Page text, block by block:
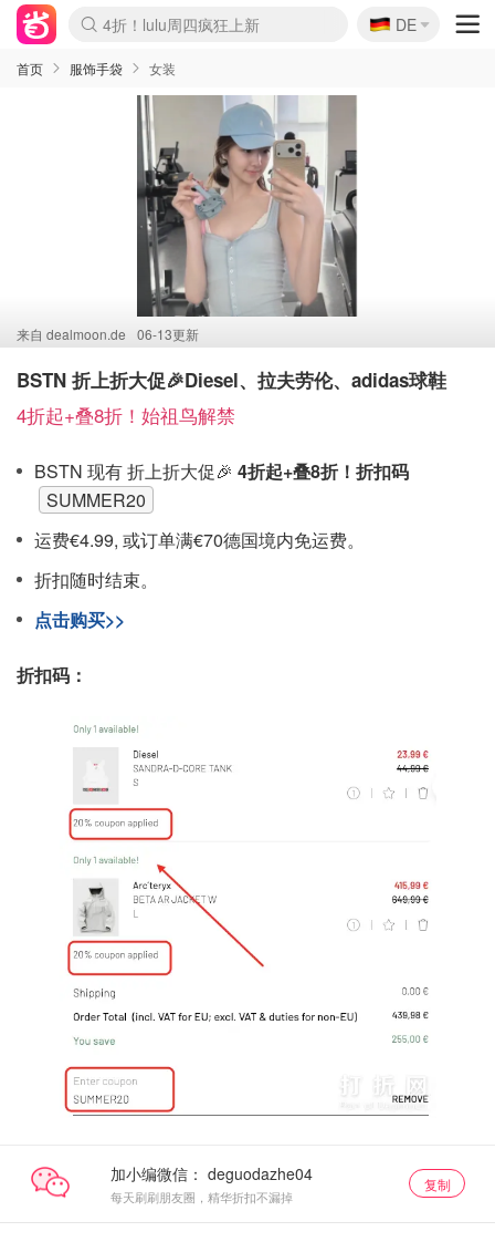
Boticinal 夏促开抢！
4折！lulu周四疯狂上新
还没结束！&OtherStories大促
Joybuy变相75折 随时失效
速领！Stanley独家85折
疑似霸哥！Camper额外叠85折
Zalando 奥莱闪促！每日更新
Moncler反季囤！5折起+叠9折
Coach Brooklyn仅€192
🇩🇪
DE
首页 服饰手袋 女装
来自 dealmoon.de 06-13更新
BSTN 折上折大促🎉Diesel、拉夫劳伦、adidas球鞋
4折起+叠8折！始祖鸟解禁
BSTN 现有 折上折大促🎉 4折起+叠8折！折扣码
SUMMER20
运费€4.99, 或订单满€70德国境内免运费。
折扣随时结束。
点击购买>>
折扣码：
加小编微信：
每天刷刷朋友圈，精华折扣不漏掉
复制